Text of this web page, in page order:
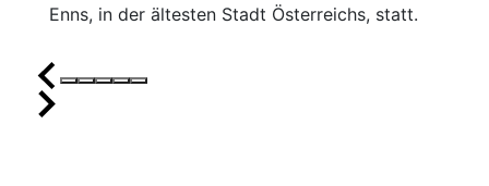
Enns, in der ältesten Stadt Österreichs, statt.